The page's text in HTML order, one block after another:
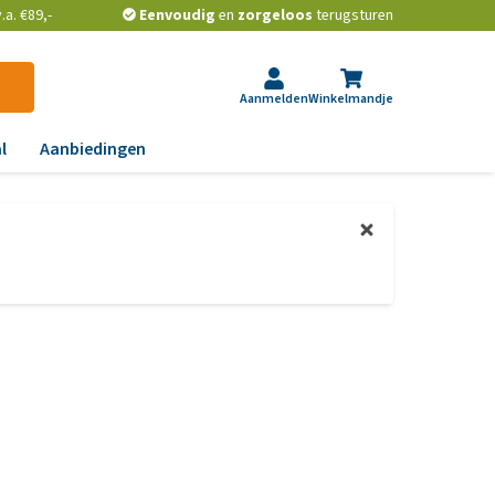
€89,- Eenvoudig en zorgeloos terugsturen
AanmeldenWinkelmandje
Aanbiedingen